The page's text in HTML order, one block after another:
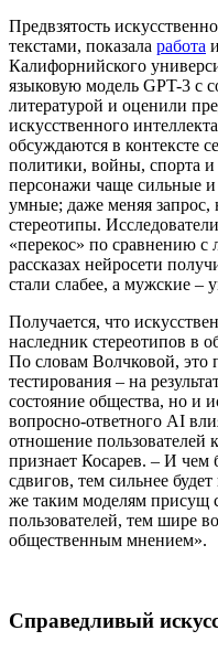
Предвзятость
текстами, показала работа
Калифорнийского
языковую модель GPT-3 с
литературой и оценили
искусственного
обсуждаются в контексте
политики, войны, спорта
персонажи чаще сильные
умные; даже меняя запрос,
стереотипы.
«перекос» по сравнению с
рассказах нейросети
стали слабее, а мужские –
Получается, что
наследник стереотипов в
По словам Волчковой, это
тестирования – на
состояние общества, но и
вопросно-ответного AI
отношение
признает Косарев. – И чем
сдвигов, тем сильнее
же таким моделям присущ
пользователей, тем шире
общественным мнением».
Справедливый